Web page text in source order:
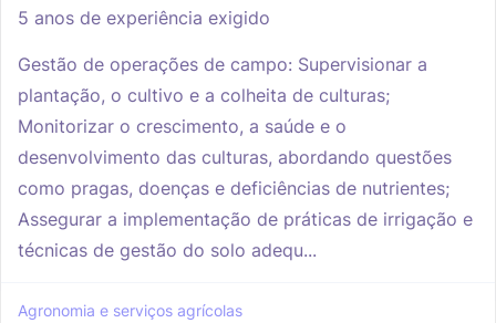
5 anos de experiência exigido
Gestão de operações de campo: Supervisionar a
plantação, o cultivo e a colheita de culturas;
Monitorizar o crescimento, a saúde e o
desenvolvimento das culturas, abordando questões
como pragas, doenças e deficiências de nutrientes;
Assegurar a implementação de práticas de irrigação e
técnicas de gestão do solo adequ...
Agronomia e serviços agrícolas